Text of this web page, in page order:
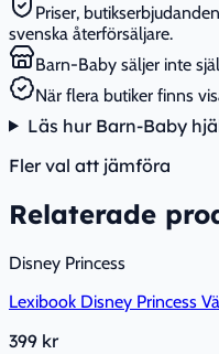
Priser,
svenska återförsäljare.
Barn-Baby säljer inte
När flera butiker finns
Läs hur Barn-Baby
Fler val att jämföra
Relaterade
Disney Princess
Lexibook Disney Princess
399 kr